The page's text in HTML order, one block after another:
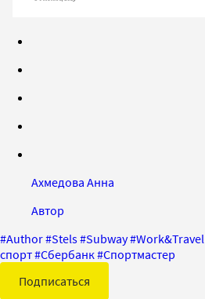
Ахмедова Анна
Автор
#Author#Stels#Subway#Work&Travel
спорт#Сбербанк#Спортмастер
Подписаться